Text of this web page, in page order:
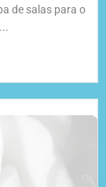
de salas para o